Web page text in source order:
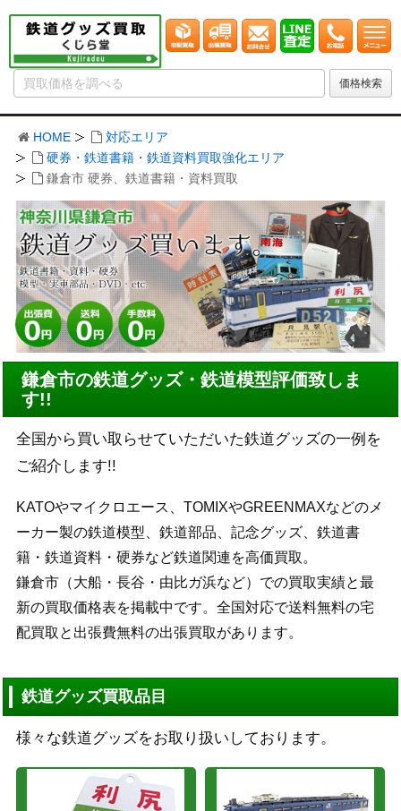
HOME
対応エリア
硬券・鉄道書籍・鉄道資料買取強化エリア
鎌倉市 硬券、鉄道書籍・資料買取
鎌倉市の鉄道グッズ・鉄道模型評価致しま
す!!
全国から買い取らせていただいた鉄道グッズの一例を
ご紹介します!!
KATOやマイクロエース、TOMIXやGREENMAXなどのメ
ーカー製の鉄道模型、鉄道部品、記念グッズ、鉄道書
籍・鉄道資料・硬券など鉄道関連を高価買取。
鎌倉市（大船・長谷・由比ガ浜など）での買取実績と最
新の買取価格表を掲載中です。全国対応で送料無料の宅
配買取と出張費無料の出張買取があります。
鉄道グッズ買取品目
様々な鉄道グッズをお取り扱いしております。